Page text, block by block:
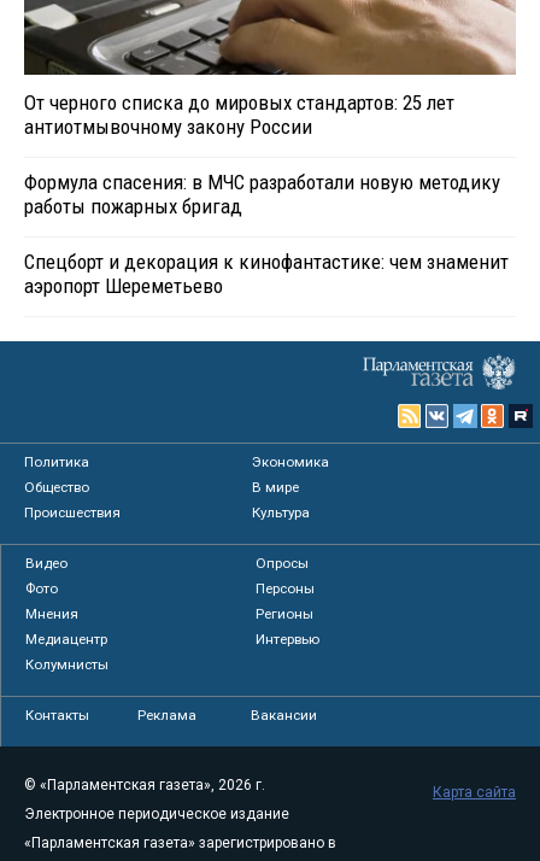
От черного списка до мировых стандартов: 25 лет
антиотмывочному закону России
Формула спасения: в МЧС разработали новую методику
работы пожарных бригад
Спецборт и декорация к кинофантастике: чем знаменит
аэропорт Шереметьево
Политика
Экономика
Общество
В мире
Происшествия
Культура
Видео
Опросы
Фото
Персоны
Мнения
Регионы
Медиацентр
Интервью
Колумнисты
Контакты Реклама Вакансии
© «Парламентская газета», 2026 г.
Электронное периодическое издание
«Парламентская газета» зарегистрировано в
Карта сайта